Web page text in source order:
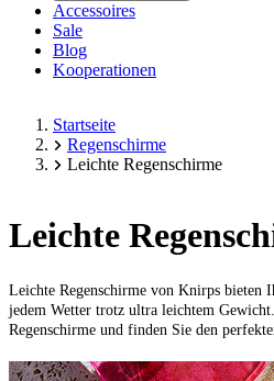
Accessoires
Sale
Blog
Kooperationen
Startseite
Regenschirme
Leichte Regenschirme
Leichte
Leichte Regenschirme von Knirps bieten
jedem Wetter trotz ultra leichtem
Regenschirme und finden Sie den